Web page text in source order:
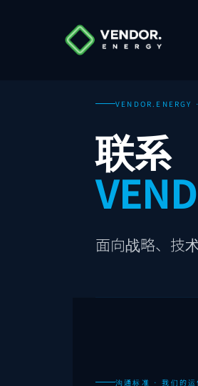
VENDOR.ENERGY
联系
面向战略、技
沟通标准 · 我们的运